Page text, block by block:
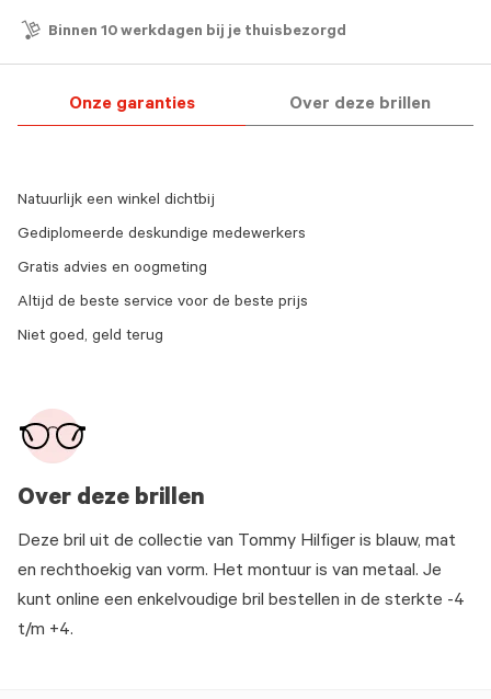
Binnen 10 werkdagen bij je thuisbezorgd
Onze garanties Over deze brillen
Over deze brillen
Deze bril uit de collectie van Tommy Hilfiger is blauw, mat
en rechthoekig van vorm. Het montuur is van metaal. Je
kunt online een enkelvoudige bril bestellen in de sterkte -4
t/m +4.
Natuurlijk een winkel dichtbij
Gediplomeerde deskundige medewerkers
Gratis advies en oogmeting
Altijd de beste service voor de beste prijs
Niet goed, geld terug